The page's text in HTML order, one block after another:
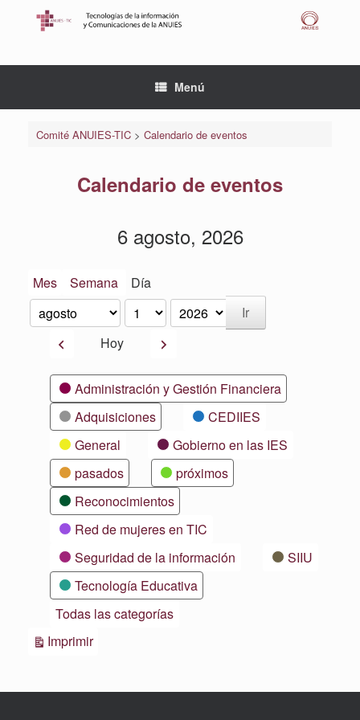
Menú
Comité ANUIES-TIC> Calendario de eventos
Calendario de eventos
6 agosto, 2026
Mes Semana Día
Mes
Día
Año
AnteriorHoy Siguiente
CategoríasAdministración y Gestión Financiera
Adquisiciones
CEDIIES
General
Gobierno en las IES
pasados
próximos
Reconocimientos
Red de mujeres en TIC
Seguridad de la información
SIIU
Tecnología Educativa
Todas las categorías
ImprimirVistas